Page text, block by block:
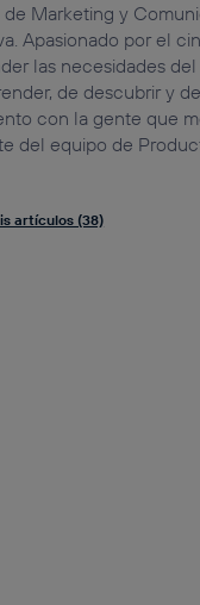
de Marketing y
Apasionado por el
las necesidades
de descubrir y
con la gente que
del equipo de
artículos (38)